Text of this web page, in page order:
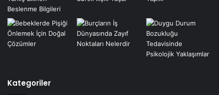
Kategoriler